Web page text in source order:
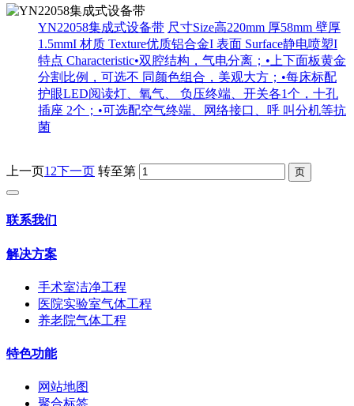
YN22058集成式设备带 尺寸Size高220mm 厚58mm 壁厚
1.5mmI 材质 Texture优质铝合金I 表面 Surface静电喷塑I
特点 Characteristic•双腔结构，气电分离；•上下面板黄金
分割比例，可选不 同颜色组合，美观大方；•每床标配
护眼LED阅读灯、氧气、 负压终端、开关各1个，十孔
插座 2个；•可选配空气终端、网络接口、呼 叫分机等抗
菌
上一页1 2下一页 转至第
联系我们
解决方案
手术室洁净工程
医院实验室气体工程
养老院气体工程
特色功能
网站地图